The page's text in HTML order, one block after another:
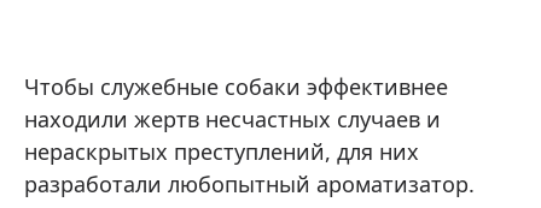
Чтобы служебные собаки эффективнее
находили жертв несчастных случаев и
нераскрытых преступлений, для них
разработали любопытный ароматизатор.